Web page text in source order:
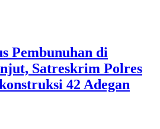
Pembunuhan di
Satreskrim Polres
42 Adegan